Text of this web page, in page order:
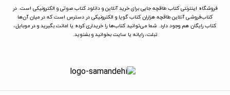
فروشگاه اینترنتی کتاب طاقچه جایی برای خرید آنلاین و دانلود کتاب صوتی و الکترونیکی است. در
کتاب‌فروشی آنلاین طاقچه هزاران کتاب گویا و الکترونیکی در دسترس است که در میان آن‌ها
کتاب رایگان هم وجود دارد. شما می‌توانید کتاب‌ها را خریداری کرده یا امانت بگیرید و در موبایل،
تبلت، رایانه یا سایت بخوانید و بشنوید.